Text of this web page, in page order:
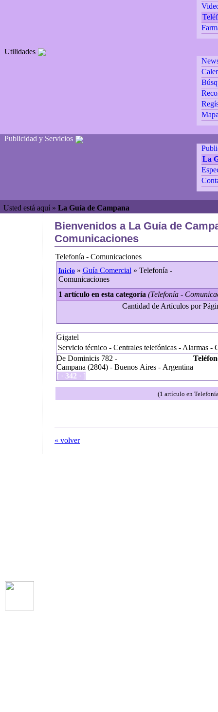
Utilidades
Publicidad y Servicios
La
Usted está aquí » La Guía de Campana
Bienvenidos a La Guía de
Comunicaciones
Telefonía - Comunicaciones
Inicio» Guía Comercial » Telefonía -
Comunicaciones
1 artículo en esta categoría (Telefonía -
Cantidad de Artículos por
Gigatel
Servicio técnico - Centrales telefónicas - Alarmas -
De Dominicis 782 -
Campana (2804) - Buenos Aires - Argentina
[ · 342 · ]
(1 artículo en
« volver